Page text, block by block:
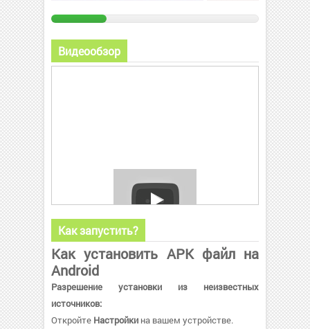
Видеообзор
Как запустить?
Как установить APK файл на
Android
Разрешение установки из неизвестных
источников:
Откройте Настройки на вашем устройстве.